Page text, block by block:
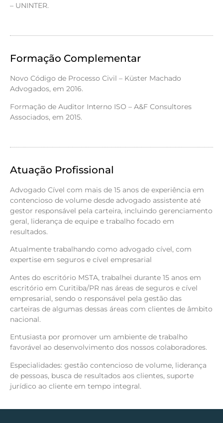
– UNINTER.
Formação Complementar
Novo Código de Processo Civil – Küster Machado
Advogados, em 2016.
Formação de Auditor Interno ISO – A&F Consultores
Associados, em 2015.
Atuação Profissional
Advogado Cível com mais de 15 anos de experiência em
contencioso de volume desde advogado assistente até
gestor responsável pela carteira, incluindo gerenciamento
geral, liderança de equipe e trabalho focado em
resultados.
Atualmente trabalhando como advogado cível, com
expertise em seguros e cível empresarial
Antes do escritório MSTA, trabalhei durante 15 anos em
escritório em Curitiba/PR nas áreas de seguros e cível
empresarial, sendo o responsável pela gestão das
carteiras de algumas dessas áreas com clientes de âmbito
nacional.
Entusiasta por promover um ambiente de trabalho
favorável ao desenvolvimento dos nossos colaboradores.
Especialidades: gestão contencioso de volume, liderança
de pessoas, busca de resultados aos clientes, suporte
jurídico ao cliente em tempo integral.